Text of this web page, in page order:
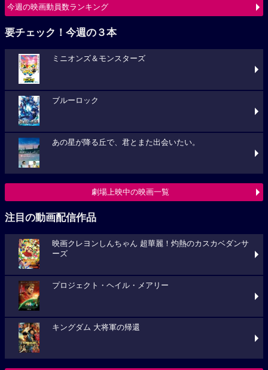
今週の映画動員数ランキング
要チェック！今週の３本
ミニオンズ＆モンスターズ
ブルーロック
あの星が降る丘で、君とまた出会いたい。
劇場上映中の映画一覧
注目の動画配信作品
映画クレヨンしんちゃん 超華麗！灼熱のカスカベダンサ
ーズ
プロジェクト・ヘイル・メアリー
キングダム 大将軍の帰還